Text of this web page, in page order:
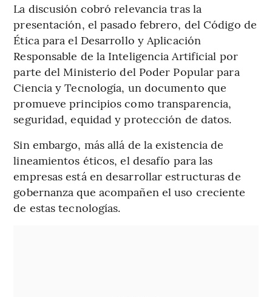
La discusión cobró relevancia tras la
presentación, el pasado febrero, del Código de
Ética para el Desarrollo y Aplicación
Responsable de la Inteligencia Artificial por
parte del Ministerio del Poder Popular para
Ciencia y Tecnología, un documento que
promueve principios como transparencia,
seguridad, equidad y protección de datos.
Sin embargo, más allá de la existencia de
lineamientos éticos, el desafío para las
empresas está en desarrollar estructuras de
gobernanza que acompañen el uso creciente
de estas tecnologías.